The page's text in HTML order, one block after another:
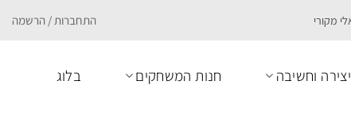
התחברות / הרשמה
יצירה וחשיבה חנות המשחקים
בלוג